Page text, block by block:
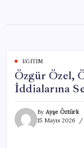
content
EĞITIM
Özgür Özel,
İddialarına
By Ayşe Öztürk
15 Mayıs 2026